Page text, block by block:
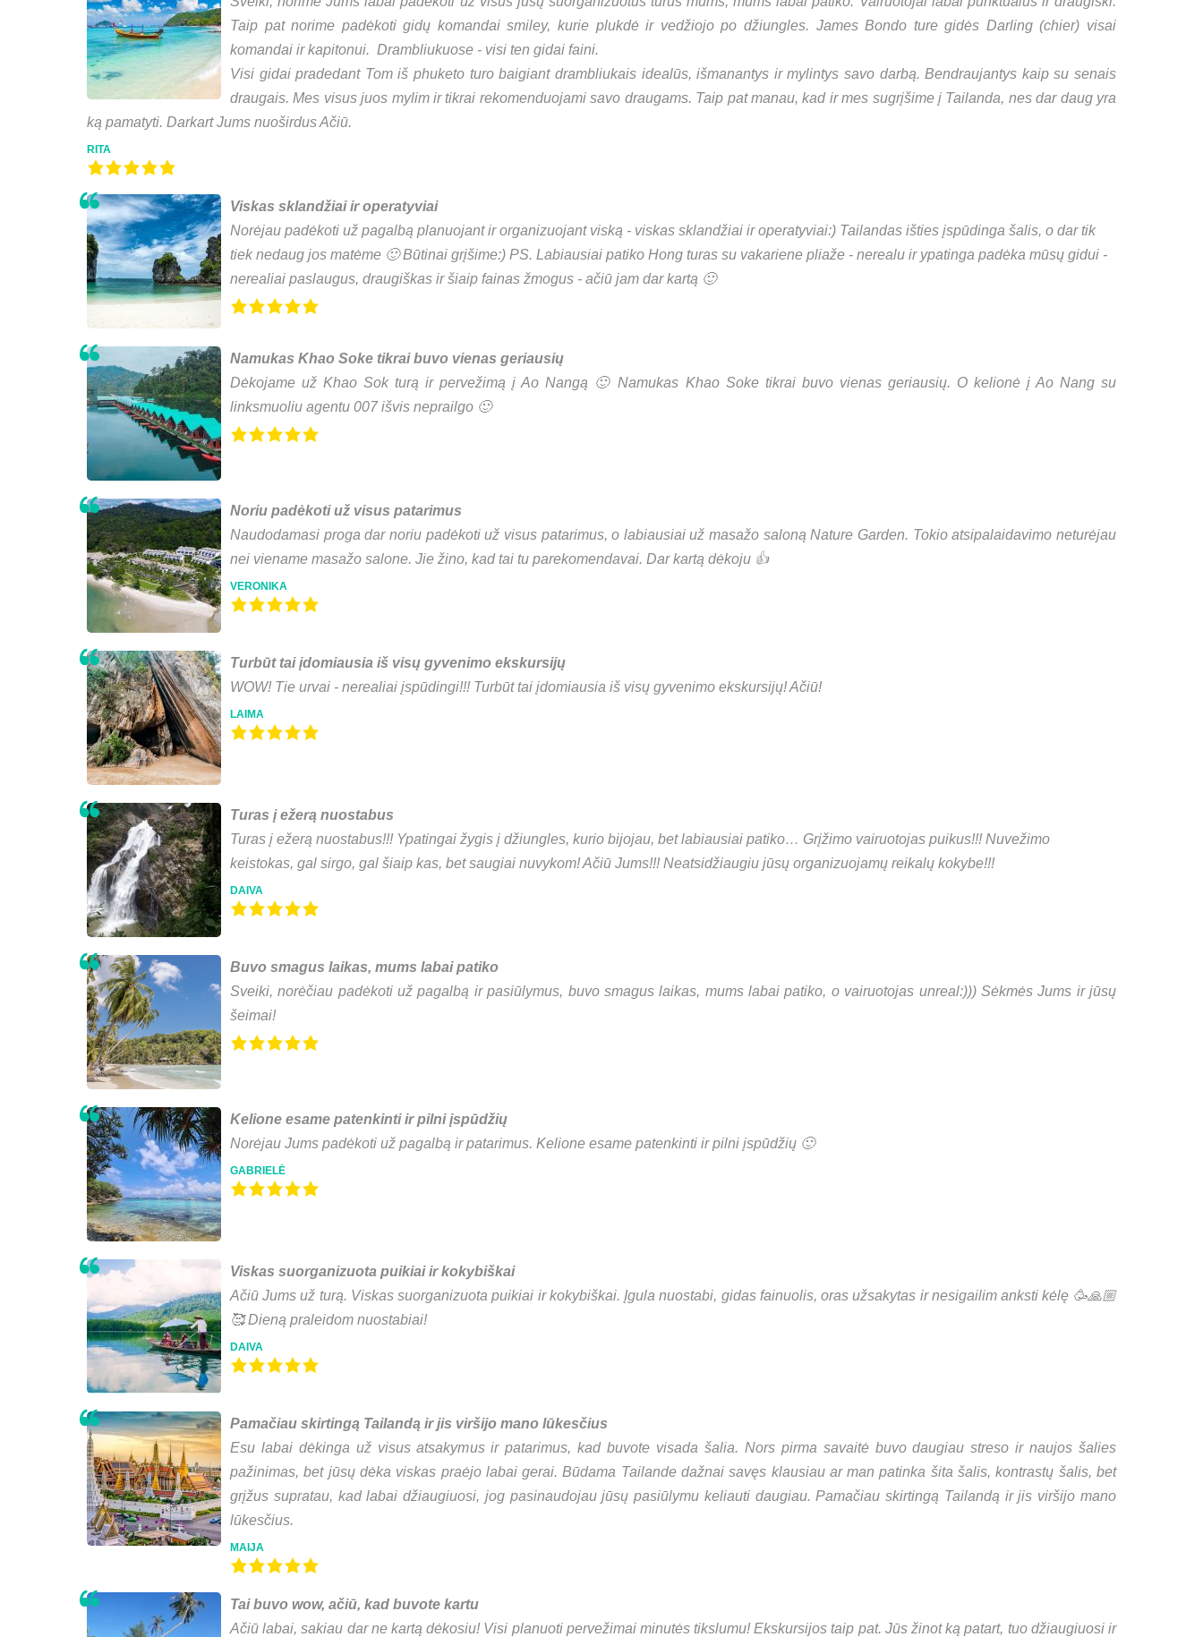
Taip pat norime padėkoti gidų komandai smiley, kurie plukdė ir vedžiojo po džiungles. James Bondo ture gidės Darling (chier) visai
komandai ir kapitonui. Drambliukuose - visi ten gidai faini.
Visi gidai pradedant Tom iš phuketo turo baigiant drambliukais idealūs, išmanantys ir mylintys savo darbą. Bendraujantys kaip su senais
draugais. Mes visus juos mylim ir tikrai rekomenduojami savo draugams. Taip pat manau, kad ir mes sugrįšime į Tailanda, nes dar daug yra
ką pamatyti. Darkart Jums nuoširdus Ačiū.
RITA
Viskas sklandžiai ir operatyviai
Norėjau padėkoti už pagalbą planuojant ir organizuojant viską - viskas sklandžiai ir operatyviai:) Tailandas išties įspūdinga šalis, o dar tik
tiek nedaug jos matėme 🙂 Būtinai grįšime:) PS. Labiausiai patiko Hong turas su vakariene pliaže - nerealu ir ypatinga padėka mūsų gidui -
nerealiai paslaugus, draugiškas ir šiaip fainas žmogus - ačiū jam dar kartą 🙂
Namukas Khao Soke tikrai buvo vienas geriausių
Dėkojame už Khao Sok turą ir pervežimą į Ao Nangą 🙂 Namukas Khao Soke tikrai buvo vienas geriausių. O kelionė į Ao Nang su
linksmuoliu agentu 007 išvis neprailgo 🙂
Noriu padėkoti už visus patarimus
Naudodamasi proga dar noriu padėkoti už visus patarimus, o labiausiai už masažo saloną Nature Garden. Tokio atsipalaidavimo neturėjau
nei viename masažo salone. Jie žino, kad tai tu parekomendavai. Dar kartą dėkoju 👍
VERONIKA
Turbūt tai įdomiausia iš visų gyvenimo ekskursijų
WOW! Tie urvai - nerealiai įspūdingi!!! Turbūt tai įdomiausia iš visų gyvenimo ekskursijų! Ačiū!
LAIMA
Turas į ežerą nuostabus
Turas į ežerą nuostabus!!! Ypatingai žygis į džiungles, kurio bijojau, bet labiausiai patiko… Grįžimo vairuotojas puikus!!! Nuvežimo
keistokas, gal sirgo, gal šiaip kas, bet saugiai nuvykom! Ačiū Jums!!! Neatsidžiaugiu jūsų organizuojamų reikalų kokybe!!!
DAIVA
Buvo smagus laikas, mums labai patiko
Sveiki, norėčiau padėkoti už pagalbą ir pasiūlymus, buvo smagus laikas, mums labai patiko, o vairuotojas unreal:))) Sėkmės Jums ir jūsų
šeimai!
Kelione esame patenkinti ir pilni įspūdžių
Norėjau Jums padėkoti už pagalbą ir patarimus. Kelione esame patenkinti ir pilni įspūdžių 🙂
GABRIELĖ
Viskas suorganizuota puikiai ir kokybiškai
Ačiū Jums už turą. Viskas suorganizuota puikiai ir kokybiškai. Įgula nuostabi, gidas fainuolis, oras užsakytas ir nesigailim anksti kėlę 🥳🙏🏼
🥰 Dieną praleidom nuostabiai!
DAIVA
Pamačiau skirtingą Tailandą ir jis viršijo mano lūkesčius
Esu labai dėkinga už visus atsakymus ir patarimus, kad buvote visada šalia. Nors pirma savaitė buvo daugiau streso ir naujos šalies
pažinimas, bet jūsų dėka viskas praėjo labai gerai. Būdama Tailande dažnai savęs klausiau ar man patinka šita šalis, kontrastų šalis, bet
grįžus supratau, kad labai džiaugiuosi, jog pasinaudojau jūsų pasiūlymu keliauti daugiau. Pamačiau skirtingą Tailandą ir jis viršijo mano
lūkesčius.
MAIJA
Tai buvo wow, ačiū, kad buvote kartu
Ačiū labai, sakiau dar ne kartą dėkosiu! Visi planuoti pervežimai minutės tikslumu! Ekskursijos taip pat. Jūs žinot ką patart, tuo džiaugiuosi ir